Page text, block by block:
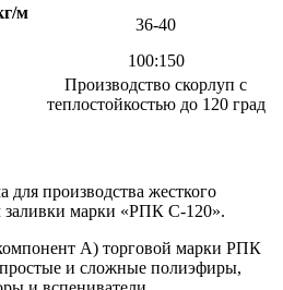
м
36-40
100:150
Производство скорлуп с
теплостойкостью до 120 град
для производства жесткого
заливки марки «РПК С-120».
А) торговой марки РПК
и сложные полиэфиры,